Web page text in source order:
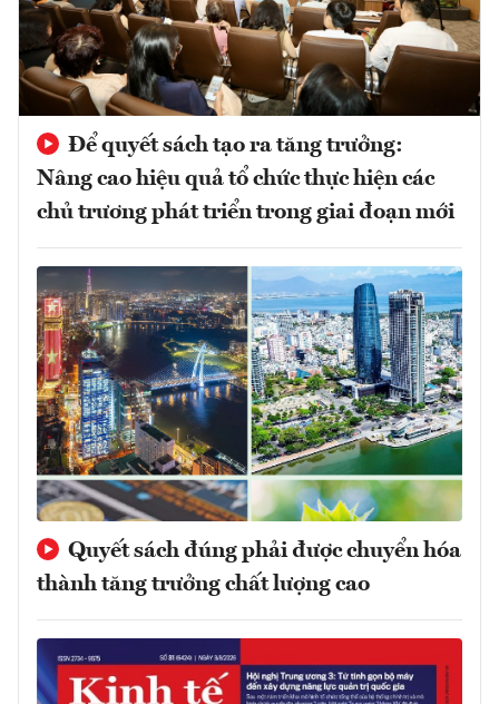
Để quyết sách tạo ra tăng trưởng:
Nâng cao hiệu quả tổ chức thực hiện các
chủ trương phát triển trong giai đoạn mới
Quyết sách đúng phải được chuyển hóa
thành tăng trưởng chất lượng cao